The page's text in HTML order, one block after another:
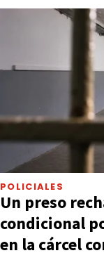
POLICIALES
Un preso
condicional
en la cárcel